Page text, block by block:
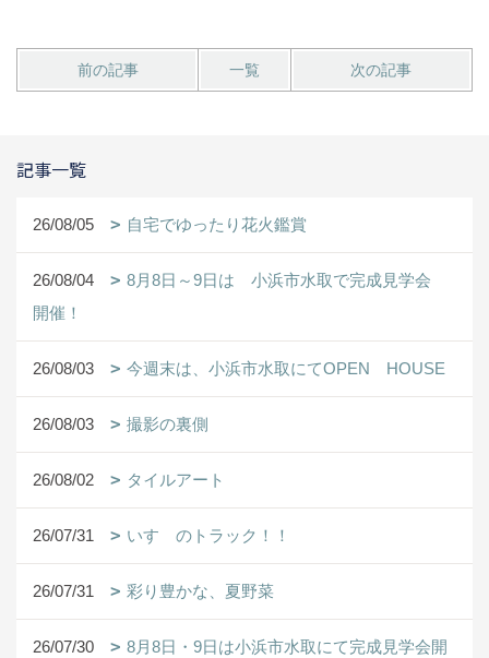
前の記事 一覧 次の記事
記事一覧
26/08/05 自宅でゆったり花火鑑賞
26/08/04
8月8日～9日は 小浜市水取で完成見学会
開催！
26/08/03 今週末は、小浜市水取にてOPEN HOUSE
26/08/03 撮影の裏側
26/08/02 タイルアート
26/07/31 いすゞのトラック！！
26/07/31 彩り豊かな、夏野菜
26/07/30
8月8日・9日は小浜市水取にて完成見学会開